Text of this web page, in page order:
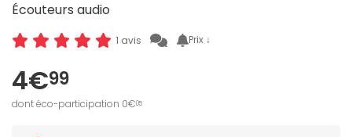
Écouteurs audio
1 avis Prix ↓
4€99
dont éco-participation 0€05